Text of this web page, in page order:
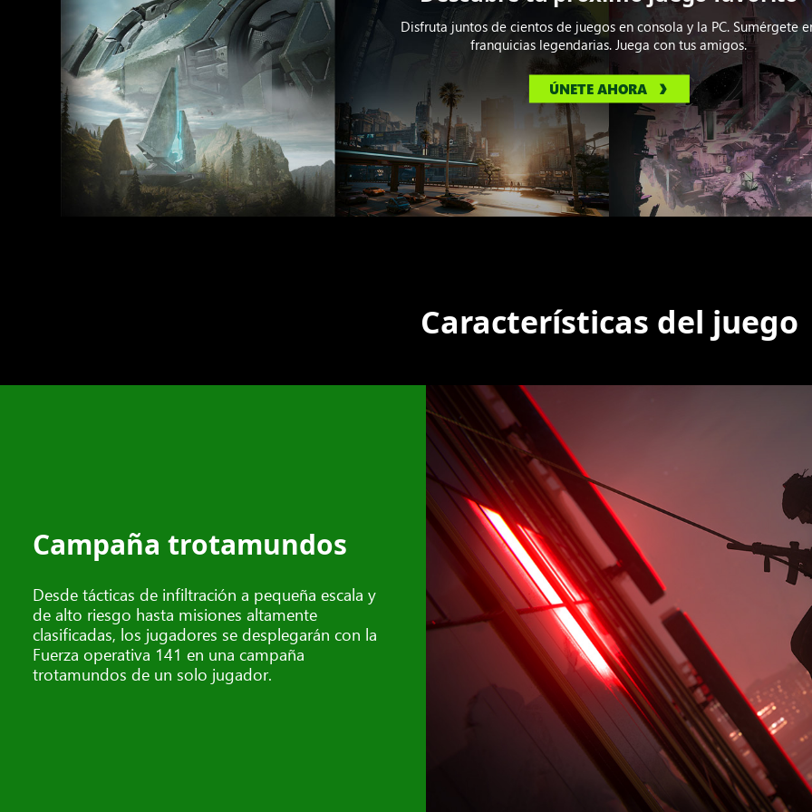
Disfruta juntos de cientos de juegos en consola y la PC. Sumérgete
franquicias legendarias. Juega con tus amigos.
ÚNETE AHORA
Características del juego
Campaña trotamundos
Desde tácticas de infiltración a pequeña escala y
de alto riesgo hasta misiones altamente
clasificadas, los jugadores se desplegarán con la
Fuerza operativa 141 en una campaña
trotamundos de un solo jugador.